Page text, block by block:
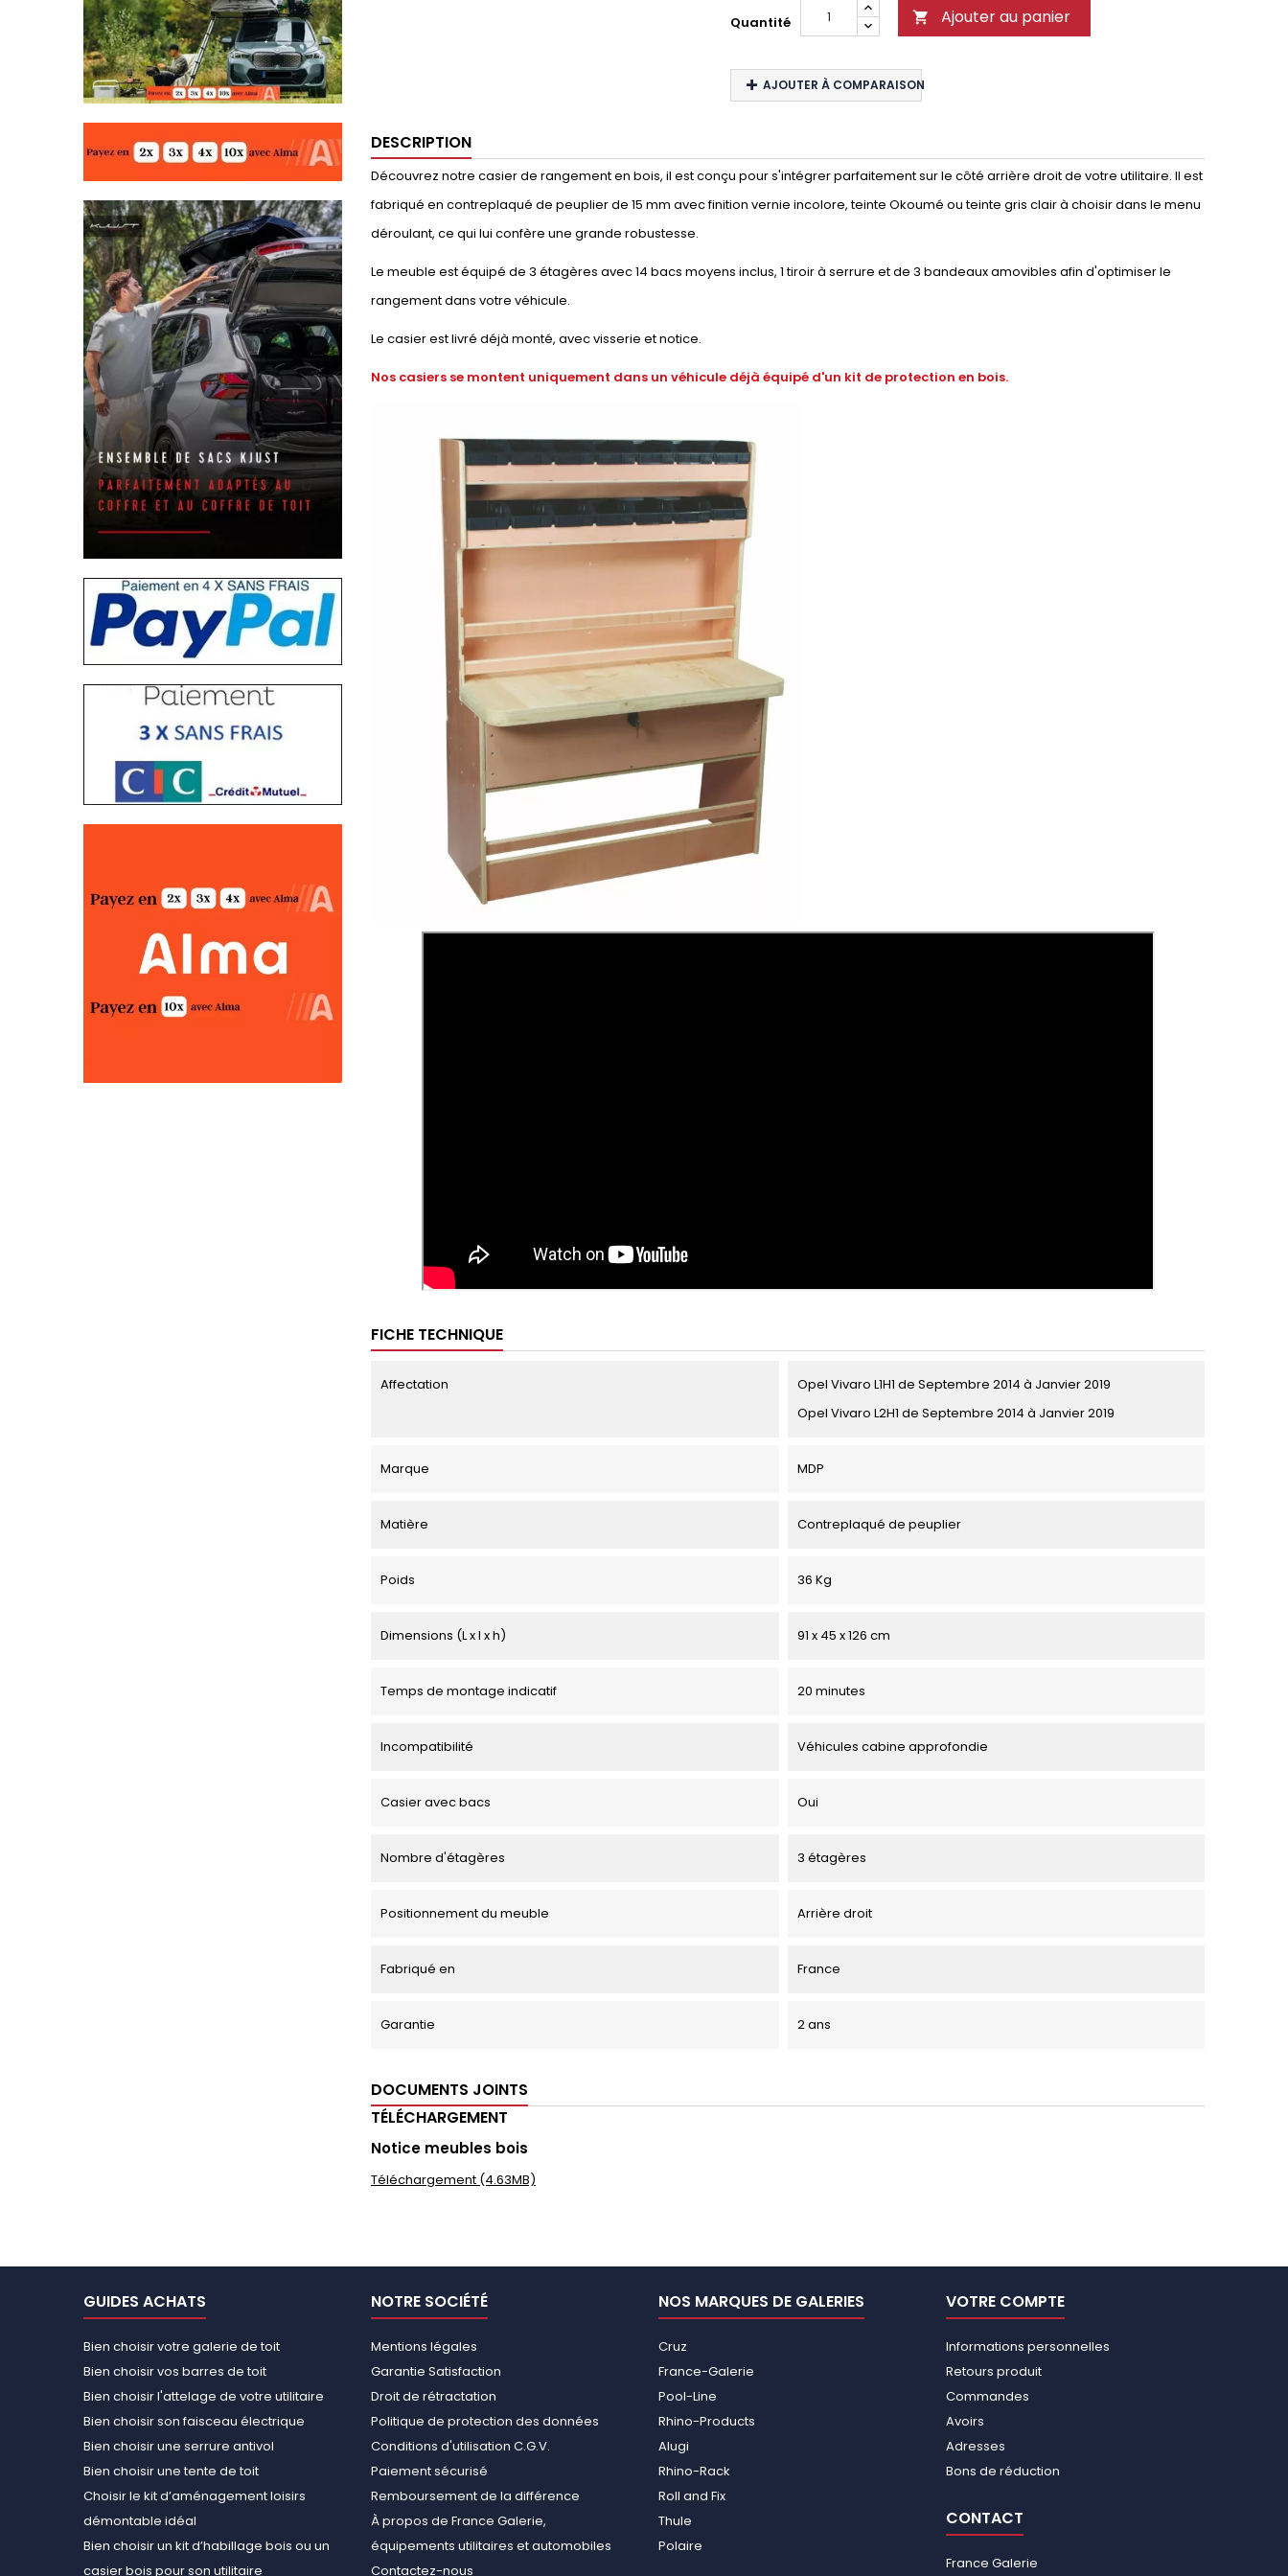
Quantité  Ajouter au panier
AJOUTER À COMPARAISON
DESCRIPTION
Découvrez notre casier de rangement en bois, il est conçu pour s'intégrer parfaitement sur le côté arrière droit de votre utilitaire. Il est
fabriqué en contreplaqué de peuplier de 15 mm avec finition vernie incolore, teinte Okoumé ou teinte gris clair à choisir dans le menu
déroulant, ce qui lui confère une grande robustesse.
Le meuble est équipé de 3 étagères avec 14 bacs moyens inclus, 1 tiroir à serrure et de 3 bandeaux amovibles afin d'optimiser le
rangement dans votre véhicule.
Le casier est livré déjà monté, avec visserie et notice.
Nos casiers se montent uniquement dans un véhicule déjà équipé d'un kit de protection en bois.
FICHE TECHNIQUE
Affectation
Opel Vivaro L1H1 de Septembre 2014 à Janvier 2019
Opel Vivaro L2H1 de Septembre 2014 à Janvier 2019
Marque MDP
Matière Contreplaqué de peuplier
Poids 36 Kg
Dimensions (L x l x h) 91 x 45 x 126 cm
Temps de montage indicatif 20 minutes
Incompatibilité Véhicules cabine approfondie
Casier avec bacs Oui
Nombre d'étagères 3 étagères
Positionnement du meuble Arrière droit
Fabriqué en France
Garantie 2 ans
DOCUMENTS JOINTS
TÉLÉCHARGEMENT
Notice meubles bois
Téléchargement (4.63MB)
GUIDES ACHATS
Bien choisir votre galerie de toit
Bien choisir vos barres de toit
Bien choisir l'attelage de votre utilitaire
Bien choisir son faisceau électrique
Bien choisir une serrure antivol
Bien choisir une tente de toit
Choisir le kit d’aménagement loisirs
démontable idéal
Bien choisir un kit d’habillage bois ou un
casier bois pour son utilitaire
NOTRE SOCIÉTÉ
Mentions légales
Garantie Satisfaction
Droit de rétractation
Politique de protection des données
Conditions d'utilisation C.G.V.
Paiement sécurisé
Remboursement de la différence
À propos de France Galerie,
équipements utilitaires et automobiles
Contactez-nous
NOS MARQUES DE GALERIES
Cruz
France-Galerie
Pool-Line
Rhino-Products
Alugi
Rhino-Rack
Roll and Fix
Thule
Polaire
VOTRE COMPTE
Informations personnelles
Retours produit
Commandes
Avoirs
Adresses
Bons de réduction
CONTACT
France Galerie